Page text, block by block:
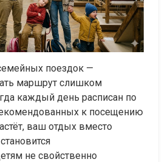
поездок —
маршрут слишком
каждый день расписан по
к посещению
ваш отдых вместо
не свойственно